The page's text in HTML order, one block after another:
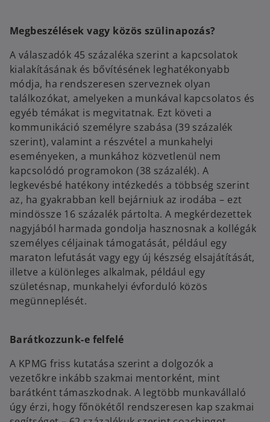
Megbeszélések vagy közös szülinapozás?
A válaszadók 45 százaléka szerint a kapcsolatok
kialakításának és bővítésének leghatékonyabb
módja, ha rendszeresen szerveznek olyan
találkozókat, amelyeken a munkával kapcsolatos és
egyéb témákat is megvitatnak. Ezt követi a
kommunikáció személyre szabása (39 százalék
szerint), valamint a részvétel a munkahelyi
eseményeken, a munkához közvetlenül nem
kapcsolódó programokon (38 százalék). A
legkevésbé hatékony intézkedés a többség szerint
az, ha gyakrabban kell bejárniuk az irodába – ezt
mindössze 16 százalék pártolta. A megkérdezettek
nagyjából harmada gondolja hasznosnak a kollégák
személyes céljainak támogatását, például egy
maraton lefutását vagy egy új készség elsajátítását,
illetve a különleges alkalmak, például egy
születésnap, munkahelyi évforduló közös
megünneplését.
Barátkozzunk-e felfelé
A KPMG friss kutatása szerint a dolgozók a
vezetőkre inkább szakmai mentorként, mint
barátként támaszkodnak. A legtöbb munkavállaló
úgy érzi, hogy főnökétől rendszeresen kap szakmai